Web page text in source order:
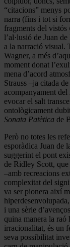
“citacions” menys
narra (fins i tot si
fragments del vistós
l’al·lusió de Juan
a la narració visual.
Wagner, a més
moment donat
mena d’acord
Strauss –ja citada
acompanyament del
evocar el salt
ontològicament
Sonata Patètica de
Però no totes les
esporàdica Juan de
suggerint el pont
de Ridley Scott, que
–amb recreacions
complexitat del
va ser pionera així
i una sèrie
quina manera la raó
irracionalitat, és un
seva possibilitat